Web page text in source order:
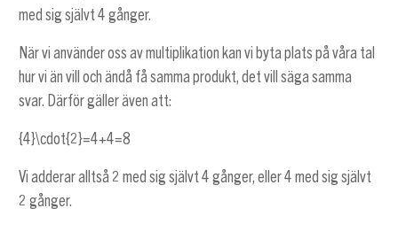
med sig självt 4 gånger.
När vi använder oss av multiplikation kan vi byta plats på våra tal
hur vi än vill och ändå få samma produkt, det vill säga samma
svar. Därför gäller även att:
{4}\cdot{2}=4+4=8
Vi adderar alltså 2 med sig självt 4 gånger, eller 4 med sig självt
2 gånger.